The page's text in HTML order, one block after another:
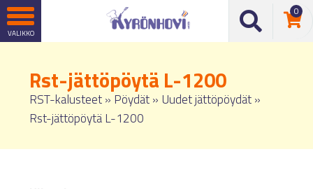
0
Rst-jättöpöytä L-1200
RST-kalusteet» Pöydät» Uudet jättöpöydät»
Rst-jättöpöytä L-1200